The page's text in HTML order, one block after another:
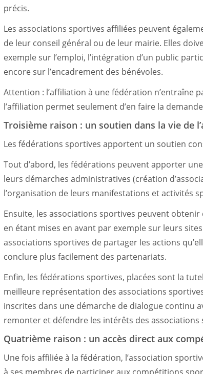
précis.
Les associations sportives affiliées peuvent
de leur conseil général ou de leur mairie. Elles
exemple sur l’emploi, l’intégration d’un public
encore sur l’encadrement des bénévoles.
Attention : l’affiliation à une fédération n’entraîne
l’affiliation permet seulement d’en faire la
Troisième raison : un soutien dans la vie de
Les fédérations sportives apportent un soutien
Tout d’abord, les fédérations peuvent apporter
leurs démarches administratives (création
l’organisation de leurs manifestations et activités
Ensuite, les associations sportives peuvent
en étant mises en avant par exemple sur leurs
associations sportives de partager les actions
conclure plus facilement des partenariats.
Enfin, les fédérations sportives, placées sont la
meilleure représentation des associations
inscrites dans une démarche de dialogue continu
remonter et défendre les intérêts des associations
Quatrième raison : un accès direct aux
Une fois affiliée à la fédération, l’association